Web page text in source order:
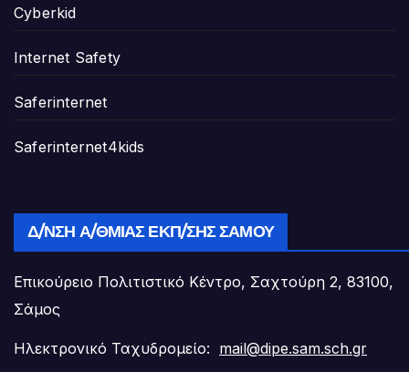
Cyberkid
Internet Safety
Saferinternet
Saferinternet4kids
Δ/ΝΣΗ Α/ΘΜΙΑΣ ΕΚΠ/ΣΗΣ ΣΆΜΟΥ
Επικούρειο Πολιτιστικό Κέντρο, Σαχτούρη 2, 83100,
Σάμος
Ηλεκτρονικό Ταχυδρομείο: mail@dipe.sam.sch.gr